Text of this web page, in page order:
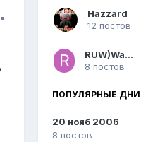
Hazzard
12 постов
RUW)WarDM
8 постов
ПОПУЛЯРНЫЕ ДНИ
20 нояб 2006
8 постов